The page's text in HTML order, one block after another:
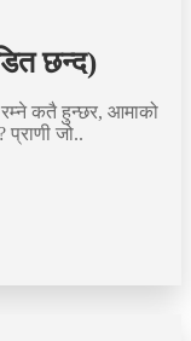
छन्द)
कतै हुन्छर, आमाको
जो..